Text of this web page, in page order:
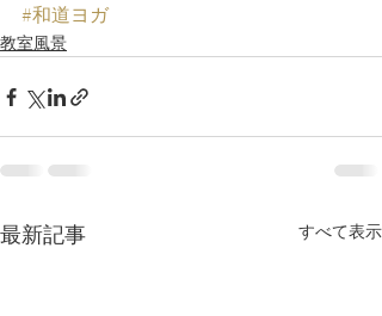
#和道ヨガ
教室風景
最新記事 すべて表示